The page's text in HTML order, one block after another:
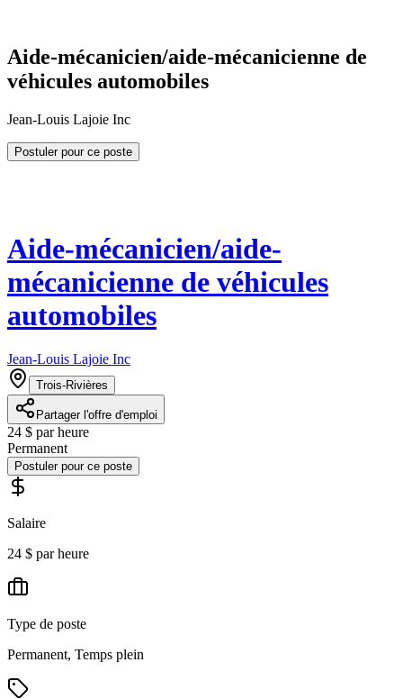
Aide-mécanicien/aide-mécanicienne de
véhicules automobiles
Jean-Louis Lajoie Inc
Postuler pour ce poste
Aide-mécanicien/aide-
mécanicienne de véhicules
automobiles
Jean-Louis Lajoie Inc
Trois-Rivières
Partager l'offre d'emploi
24 $ par heure
Permanent
Postuler pour ce poste
Salaire
24 $ par heure
Type de poste
Permanent, Temps plein